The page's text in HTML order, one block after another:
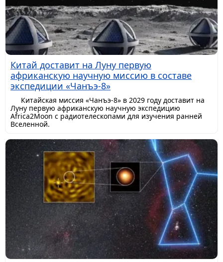
Китай доставит на Луну первую
африканскую научную миссию в составе
экспедиции «Чанъэ-8»
Китайская миссия «Чанъэ-8» в 2029 году доставит на
Луну первую африканскую научную экспедицию
Africa2Moon с радиотелескопами для изучения ранней
Вселенной.